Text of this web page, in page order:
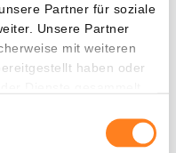
Partner für soziale
Unsere Partner
mit weiteren
haben oder